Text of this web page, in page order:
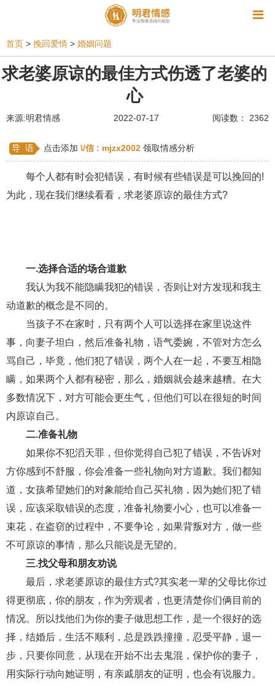
相亲 同性恋 恋爱技巧 挽回爱情
星座情感
姻缘测试 美容 怀孕 交友
感情挽回 双鱼座男生 情感测试
水瓶座男生 摩羯座男生 射手座男生
天蝎座男生 天秤座男生 处女座男生
不和 金牛座男生
变心 感人 伤感 婚姻问题 脾气
失恋挽救 情绪 时辰八字 爱情的句子
十二生肖 分手复合 梦见 抽签算命
异地恋 明星 气质 美妆 情感挽回
化妆 挽留前任
挽回老公 产检 家庭暴力 孕中期
经营婚姻 婚姻修复 孕早期 感情挽回
备孕 产后恢复 减肥 月子
产妇食谱 同性恋 交往 搭讪 光棍节
交流沟通 约会 情感语录
其他
首页 > 挽回爱情 > 婚姻问题
求老婆原谅的最佳方式伤透了老婆的
心
来源:明君情感 2022-07-17 阅读数： 2362
导 语 点击添加 \/信 : mjzx2002 领取情感分析
每个人都有时会犯错误，有时候有些错误是可以挽回的!
为此，现在我们继续看看，求老婆原谅的最佳方式?
一.选择合适的场合道歉
我认为我不能隐瞒我犯的错误，否则让对方发现和我主
动道歉的概念是不同的。
当孩子不在家时，只有两个人可以选择在家里说这件
事，向妻子坦白，然后准备礼物，语气委婉，不管对方怎么
骂自己，毕竟，他们犯了错误，两个人在一起，不要互相隐
瞒，如果两个人都有秘密，那么，婚姻就会越来越糟。在大
多数情况下，对方可能会更生气，但他们可以在很短的时间
内原谅自己。
二.准备礼物
如果你不犯滔天罪，但你觉得自己犯了错误，不告诉对
方你感到不舒服，你会准备一些礼物向对方道歉。我们都知
道，女孩希望她们的对象能给自己买礼物，因为她们犯了错
误，应该采取错误的态度，准备礼物要小心，也可以准备一
束花，在盗窃的过程中，不要争论，如果背叛对方，做一些
不可原谅的事情，那么只能说是无望的。
三.找父母和朋友劝说
最后，求老婆原谅的最佳方式?其实老一辈的父母比你过
得更彻底，你的朋友，作为旁观者，也更清楚你们俩目前的
情况。所以找他们为你的妻子做思想工作，是一个很好的选
择，结婚后，生活不顺利，总是跌跌撞撞，忍受平静，退一
步，只要你同意，从现在开始不出去鬼混，保护你的妻子，
用实际行动向她证明，有亲戚朋友的证明，也会有说服力。